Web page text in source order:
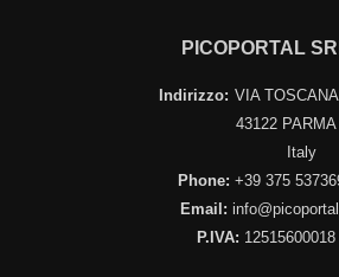
PICOPORTAL
Indirizzo: VIA
43122
Italy
Phone: +39 375
Email:
P.IVA: 12515600018